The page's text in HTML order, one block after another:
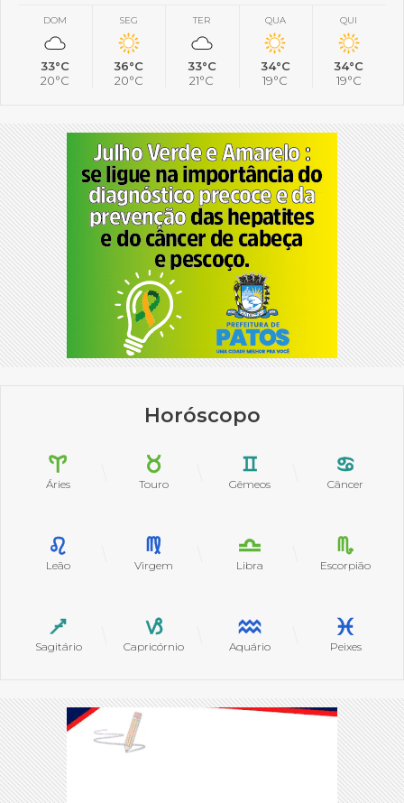
DOM
33°C
20°C
SEG
36°C
20°C
TER
33°C
21°C
QUA
34°C
19°C
QUI
34°C
19°C
Horóscopo
Áries Touro Gêmeos Câncer
Leão Virgem Libra Escorpião
Sagitário Capricórnio Aquário Peixes